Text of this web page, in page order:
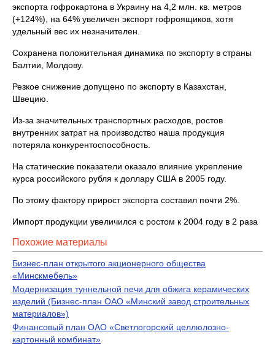
экспорта гофрокартона в Украину на 4,2 млн. кв. метров
(+124%), на 64% увеличен экспорт гофроящиков, хотя
удельный вес их незначителен.
Сохранена положительная динамика по экспорту в страны
Балтии, Молдову.
Резкое снижение допущено по экспорту в Казахстан,
Швецию.
Из-за значительных транспортных расходов, ростов
внутренних затрат на производство наша продукция
потеряла конкурентоспособность.
На статические показатели оказало влияние укрепление
курса российского рубля к доллару США в 2005 году.
По этому фактору прирост экспорта составил почти 2%.
Импорт продукции увеличился с ростом к 2004 году в 2 раза
Похожие материалы
Бизнес-план открытого акционерного общества
«Минскмебель»
Модернизация туннельной печи для обжига керамических
изделий (Бизнес-план ОАО «Минский завод строительных
материалов»)
Финансовый план ОАО «Светлогорский целлюлозно-
картонный комбинат»